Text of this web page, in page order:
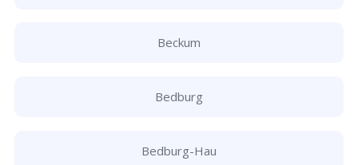
Beckum
Bedburg
Bedburg-Hau